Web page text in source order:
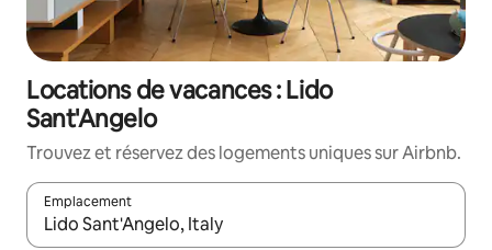
Locations de vacances : Lido
Sant'Angelo
Trouvez et réservez des logements uniques sur Airbnb.
Emplacement
Quand les résultats sont affichés, parcourez-les en utilisant